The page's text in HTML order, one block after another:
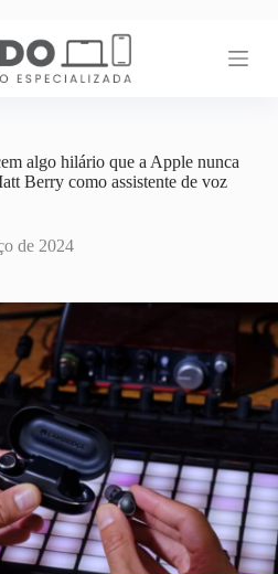
algo hilário que a Apple nunca
Berry como assistente de voz
de 2024